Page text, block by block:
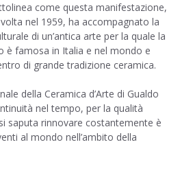
come questa manifestazione,
nel 1959, ha accompagnato la
di un’antica arte per la quale la
è famosa in Italia e nel mondo e
di grande tradizione ceramica.
della Ceramica d’Arte di Gualdo
nel tempo, per la qualità
saputa rinnovare costantemente è
al mondo nell’ambito della